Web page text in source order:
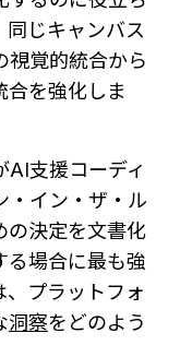
同じキャンバス
視覚的統合から
合を強化しま
AI支援コーディ
・イン・ザ・ル
の決定を文書化
る場合に最も強
、プラットフォ
洞察をどのよう